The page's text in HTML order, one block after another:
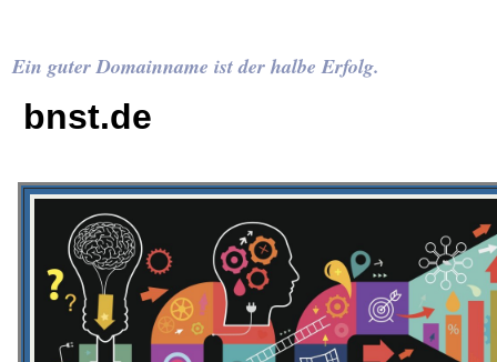
Ein guter Domainname ist der halbe Erfolg.
bnst.de